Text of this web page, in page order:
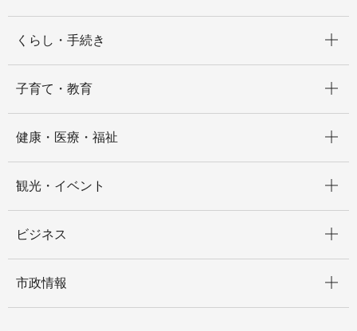
くらし・手続き
子育て・教育
健康・医療・福祉
観光・イベント
ビジネス
市政情報